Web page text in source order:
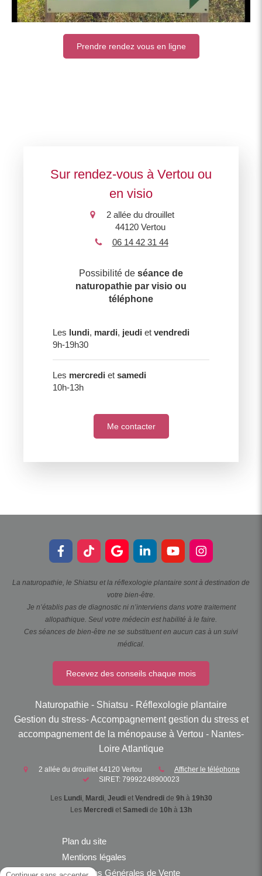
Prendre rendez vous en ligne
Sur rendez-vous à Vertou ou
en visio
2 allée du drouillet
44120 Vertou
06 14 42 31 44
Possibilité de séance de
naturopathie par visio ou
téléphone
Les lundi, mardi, jeudi et vendredi
9h-19h30
Les mercredi et samedi
10h-13h
Me contacter
La naturopathie, le Shiatsu et la réflexologie plantaire sont à destination de
votre bien-être.
Je n’établis pas de diagnostic ni n’interviens dans votre traitement
allopathique. Seul votre médecin est habilité à le faire.
Ces séances de bien-être ne se substituent en aucun cas à un suivi
médical.
Recevez des conseils chaque mois
Naturopathie - Shiatsu - Réflexologie plantaire
Gestion du stress- Accompagnement gestion du stress et
accompagnement de la ménopause à Vertou - Nantes-
Loire Atlantique
2 allée du drouillet 44120 Vertou
Afficher le téléphone
SIRET: 79992248900023
Les Lundi, Mardi, Jeudiet Vendredide 9hà 19h30
Les Mercredi et Samedi de 10h à 13h
Plan du site
Mentions légales
Conditions Générales de Vente